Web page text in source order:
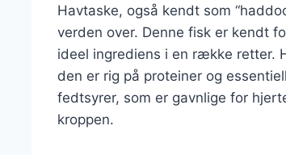
Havtaske, også kendt som
verden over. Denne fisk er kendt
ideel ingrediens i en række retter.
den er rig på proteiner og
fedtsyrer, som er gavnlige for
kroppen.